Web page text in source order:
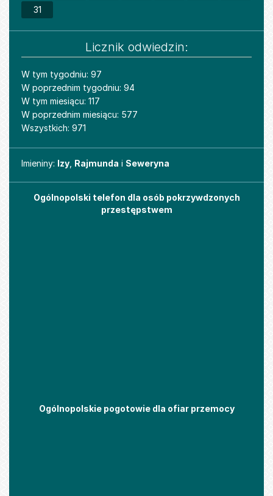
31
Licznik odwiedzin:
W tym tygodniu: 97
W poprzednim tygodniu: 94
W tym miesiącu: 117
W poprzednim miesiącu: 577
Wszystkich: 971
Imieniny
Imieniny: Izy Rajmunda i Seweryna
Ogólnopolski telefon dla osób pokrzywdzonych
przestępstwem
Ogólnopolskie pogotowie dla ofiar przemocy